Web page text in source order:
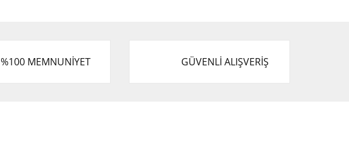
%100 MEMNUNİYET GÜVENLİ ALIŞVERİŞ